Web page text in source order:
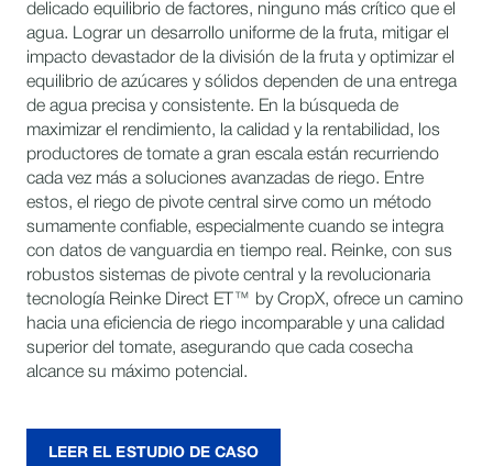
delicado equilibrio de factores, ninguno más crítico que el
agua. Lograr un desarrollo uniforme de la fruta, mitigar el
impacto devastador de la división de la fruta y optimizar el
equilibrio de azúcares y sólidos dependen de una entrega
de agua precisa y consistente. En la búsqueda de
maximizar el rendimiento, la calidad y la rentabilidad, los
productores de tomate a gran escala están recurriendo
cada vez más a soluciones avanzadas de riego. Entre
estos, el riego de pivote central sirve como un método
sumamente confiable, especialmente cuando se integra
con datos de vanguardia en tiempo real. Reinke, con sus
robustos sistemas de pivote central y la revolucionaria
tecnología Reinke Direct ET™ by CropX, ofrece un camino
hacia una eficiencia de riego incomparable y una calidad
superior del tomate, asegurando que cada cosecha
alcance su máximo potencial.
LEER EL ESTUDIO DE CASO